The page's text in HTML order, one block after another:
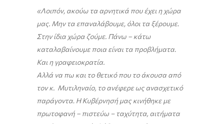
«Λοιπόν, ακούω τα αρνητικά που έχει η χώρα
μας. Μην τα επαναλάβουμε, όλοι τα ξέρουμε.
Στην ίδια χώρα ζούμε. Πάνω – κάτω
καταλαβαίνουμε ποια είναι τα προβλήματα.
Και η γραφειοκρατία.
Αλλά να πω και το θετικό που το άκουσα από
τον κ. Μυτιληναίο, το ανέφερε ως ανασχετικό
παράγοντα. Η Κυβέρνησή μας κινήθηκε με
πρωτοφανή – πιστεύω – ταχύτητα, αιτήματα